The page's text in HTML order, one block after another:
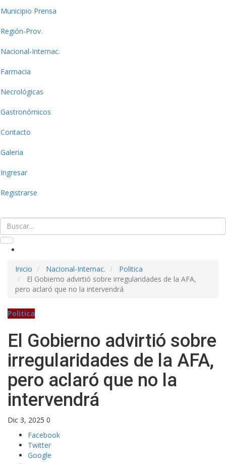
Municipio Prensa
Región-Prov.
Nacional-Internac.
Farmacia
Necrológicas
Gastronómicos
Contacto
Galeria
Ingresar
Registrarse
Inicio Nacional-Internac.
Politica
El Gobierno advirtió sobre irregularidades de la AFA,
pero aclaró que no la intervendrá
Politica
El Gobierno advirtió sobre
irregularidades de la AFA,
pero aclaró que no la
intervendrá
Dic 3, 2025 0
Facebook
Twitter
Google